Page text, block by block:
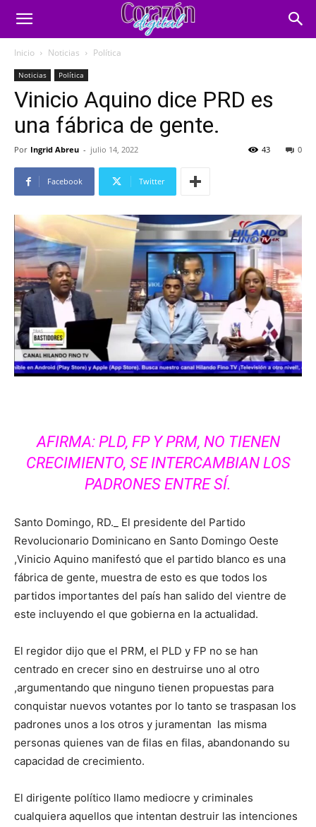
Inicio Noticias Política
Noticias Política
Vinicio Aquino dice PRD es
una fábrica de gente.
Por Ingrid Abreu - julio 14, 2022 0
43
Facebook Twitter
AFIRMA: PLD, FP Y PRM, NO TIENEN
CRECIMIENTO, SE INTERCAMBIAN LOS
PADRONES ENTRE SÍ.
Santo Domingo, RD._ El presidente del Partido
Revolucionario Dominicano en Santo Domingo Oeste
,Vinicio Aquino manifestó que el partido blanco es una
fábrica de gente, muestra de esto es que todos los
partidos importantes del país han salido del vientre de
este incluyendo el que gobierna en la actualidad.
El regidor dijo que el PRM, el PLD y FP no se han
centrado en crecer sino en destruirse uno al otro
,argumentando que ninguno tienen propuestas para
conquistar nuevos votantes por lo tanto se traspasan los
padrones unos a los otros y juramentan las misma
personas quienes van de filas en filas, abandonando su
capacidad de crecimiento.
El dirigente político llamo mediocre y criminales
cualquiera aquellos que intentan destruir las intenciones